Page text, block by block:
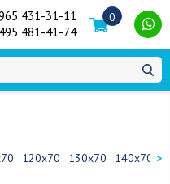
431-31-11
481-41-74
0
120х70 130х70 140х70